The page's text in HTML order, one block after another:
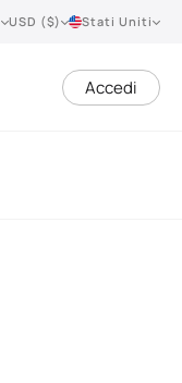
USD ($) Stati Uniti
Accedi